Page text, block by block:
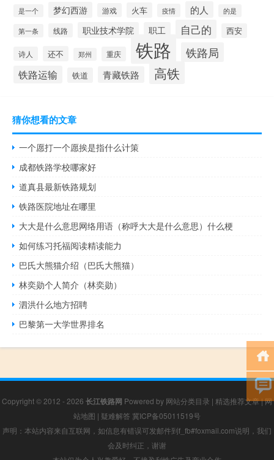
是一个 梦幻西游 游戏 火车 疫情 的人 的是
第一条 线路 职业技术学院 职工 自己的 西安
诗人 还不 郑州 重庆 铁路 铁路局
铁路运输 铁道 青藏铁路 高铁
猜你想看的文章
一个愿打一个愿挨是指什么计策
成都铁路学校哪家好
道真县最新铁路规划
铁路医院地址在哪里
大大是什么意思网络用语（称呼大大是什么意思）什么梗
如何练习托福阅读精读能力
巴氏大熊猫介绍（巴氏大熊猫）
林奕勋个人简介（林奕勋）
泗洪什么地方招聘
巴黎第一大学世界排名
Copyright © 2012 - 2026 长江铁路网 Powered by 网站分类目录 | 精选推荐文章|网
站地图 | 疑难解答 冀ICP备05011519号
声明：本站内容来自互联网，如信息有错误可发邮件到f_fb#foxmail.com说明，我们
会及时纠正，谢谢